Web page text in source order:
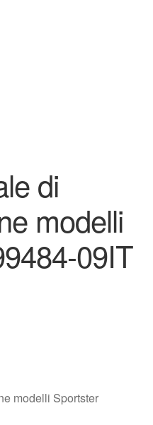
di
modelli
09IT
modelli Sportster